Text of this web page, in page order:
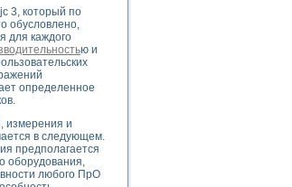
полупроводниковых приборов
3, который по
обусловлено,
для каждого
ю и
определенное
измерения и
в следующем.
предполагается
оборудования,
любого ПрО